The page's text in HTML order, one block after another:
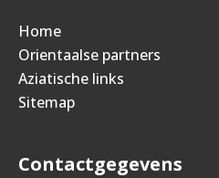
Home
Orientaalse partners
Aziatische links
Sitemap
Contactgegevens